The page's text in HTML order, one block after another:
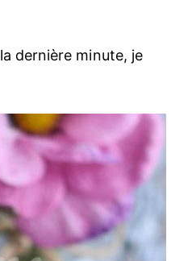
dernière minute, je